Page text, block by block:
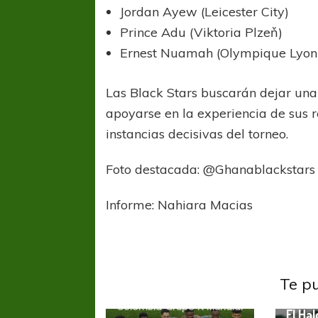
Jordan Ayew (Leicester City)
Prince Adu (Viktoria Plzeň)
Ernest Nuamah (Olympique
Las Black Stars buscarán dejar
apoyarse en la experiencia de sus
instancias decisivas del torneo.
Foto destacada: @Ghanablackstars
Informe: Nahiara Macias
Te
Colombia Grupo K Mundial
El
Federal
Las campeonas